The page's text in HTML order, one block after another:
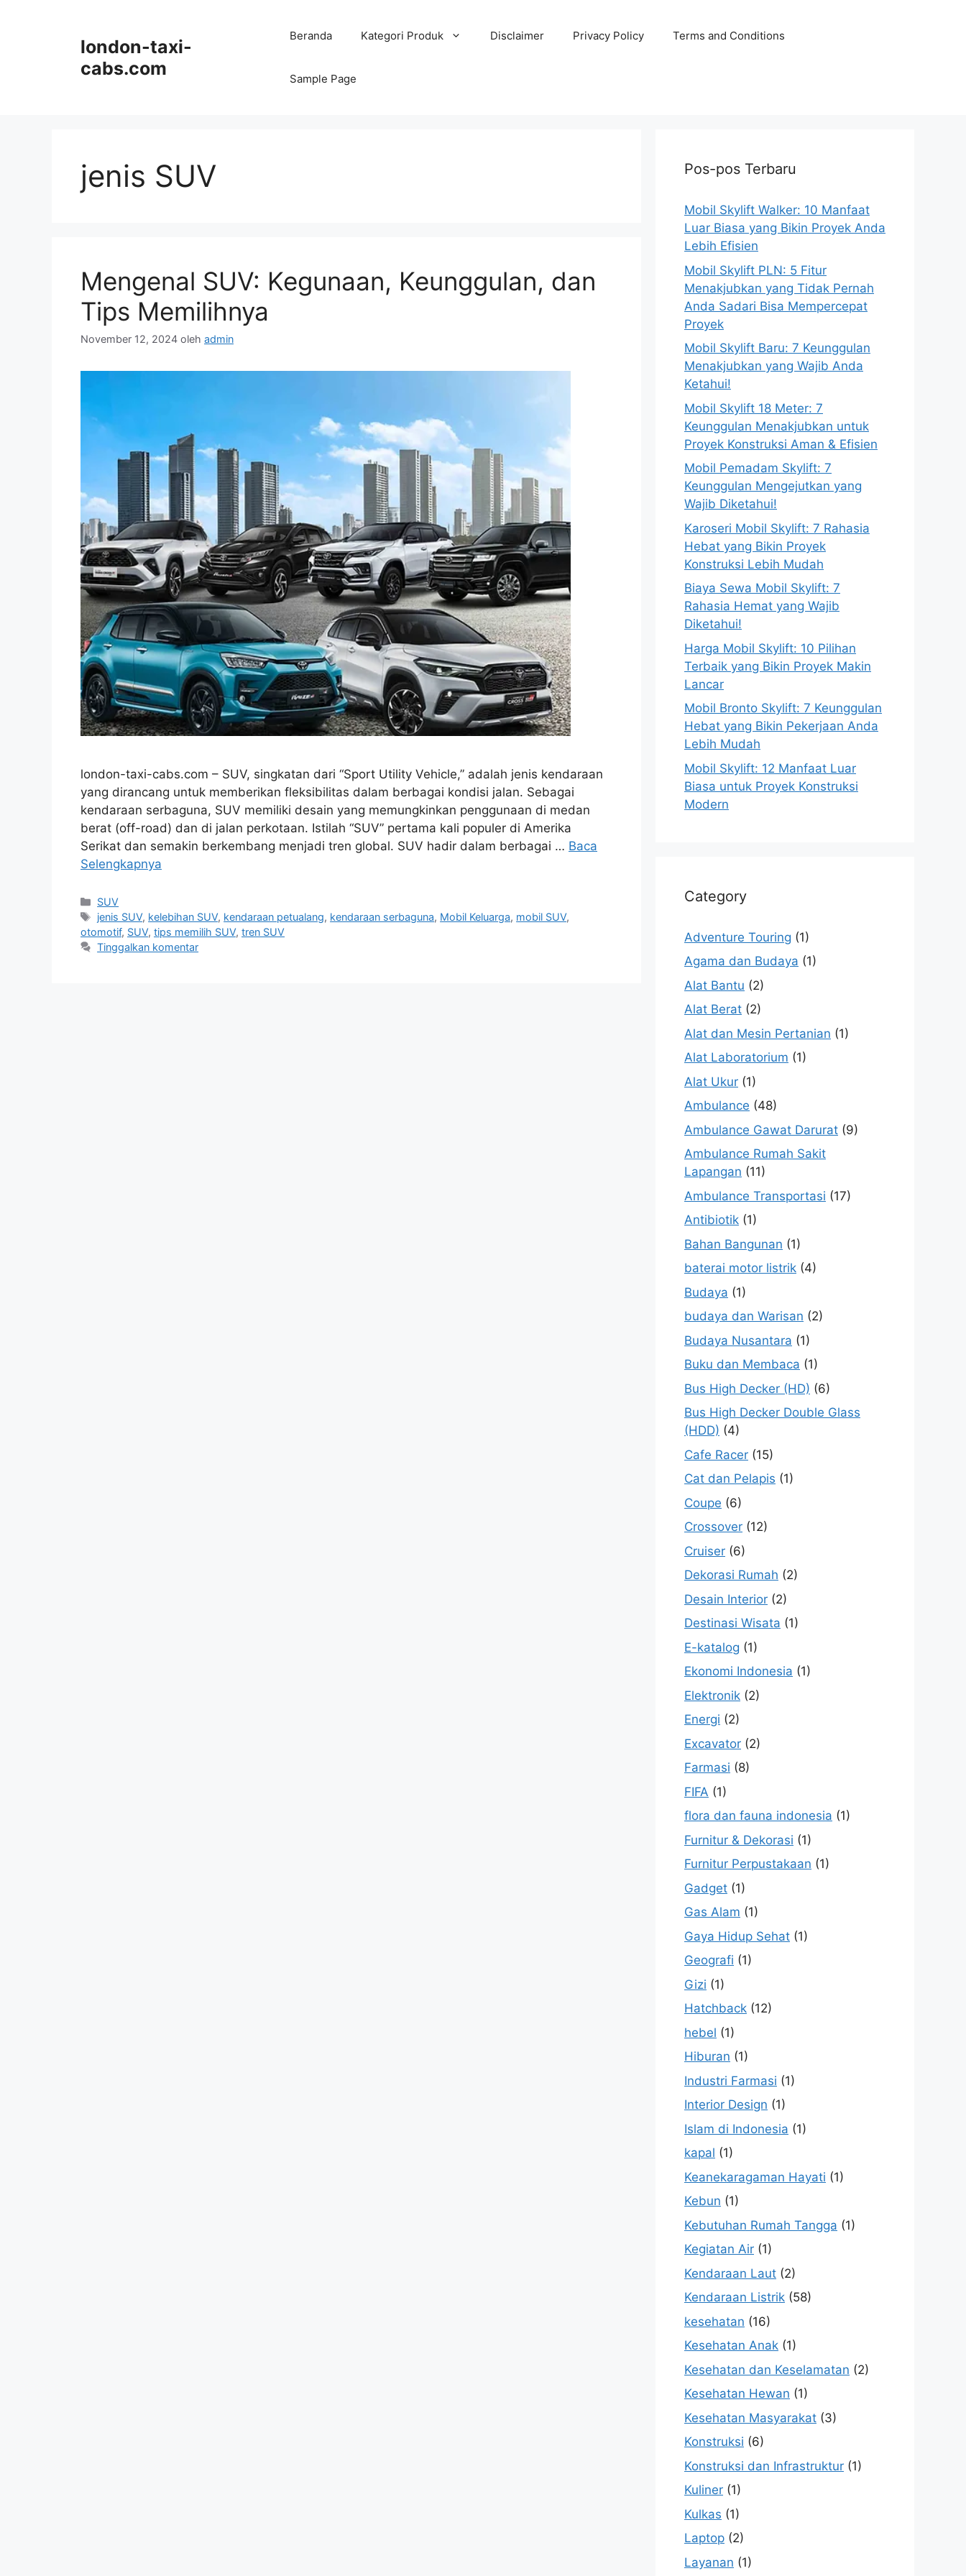
london-taxi-
cabs.com
Beranda Kategori Produk Disclaimer Privacy Policy Terms and Conditions
Sample Page
jenis SUV
Mengenal SUV: Kegunaan, Keunggulan, dan
Tips Memilihnya
November 12, 2024 oleh admin
london-taxi-cabs.com – SUV, singkatan dari “Sport Utility Vehicle,” adalah jenis kendaraan
yang dirancang untuk memberikan fleksibilitas dalam berbagai kondisi jalan. Sebagai
kendaraan serbaguna, SUV memiliki desain yang memungkinkan penggunaan di medan
berat (off-road) dan di jalan perkotaan. Istilah “SUV” pertama kali populer di Amerika
Serikat dan semakin berkembang menjadi tren global. SUV hadir dalam berbagai … Baca
Selengkapnya
Kategori
SUV
Tag
jenis SUV, kelebihan SUV, kendaraan petualang, kendaraan serbaguna, Mobil Keluarga, mobil SUV,
otomotif, SUV, tips memilih SUV, tren SUV
Tinggalkan komentar
Pos-pos Terbaru
Mobil Skylift Walker: 10 Manfaat
Luar Biasa yang Bikin Proyek Anda
Lebih Efisien
Mobil Skylift PLN: 5 Fitur
Menakjubkan yang Tidak Pernah
Anda Sadari Bisa Mempercepat
Proyek
Mobil Skylift Baru: 7 Keunggulan
Menakjubkan yang Wajib Anda
Ketahui!
Mobil Skylift 18 Meter: 7
Keunggulan Menakjubkan untuk
Proyek Konstruksi Aman & Efisien
Mobil Pemadam Skylift: 7
Keunggulan Mengejutkan yang
Wajib Diketahui!
Karoseri Mobil Skylift: 7 Rahasia
Hebat yang Bikin Proyek
Konstruksi Lebih Mudah
Biaya Sewa Mobil Skylift: 7
Rahasia Hemat yang Wajib
Diketahui!
Harga Mobil Skylift: 10 Pilihan
Terbaik yang Bikin Proyek Makin
Lancar
Mobil Bronto Skylift: 7 Keunggulan
Hebat yang Bikin Pekerjaan Anda
Lebih Mudah
Mobil Skylift: 12 Manfaat Luar
Biasa untuk Proyek Konstruksi
Modern
Category
Adventure Touring (1)
Agama dan Budaya (1)
Alat Bantu (2)
Alat Berat (2)
Alat dan Mesin Pertanian (1)
Alat Laboratorium (1)
Alat Ukur (1)
Ambulance (48)
Ambulance Gawat Darurat (9)
Ambulance Rumah Sakit
Lapangan (11)
Ambulance Transportasi (17)
Antibiotik (1)
Bahan Bangunan (1)
baterai motor listrik (4)
Budaya (1)
budaya dan Warisan (2)
Budaya Nusantara (1)
Buku dan Membaca (1)
Bus High Decker (HD) (6)
Bus High Decker Double Glass
(HDD) (4)
Cafe Racer (15)
Cat dan Pelapis (1)
Coupe (6)
Crossover (12)
Cruiser (6)
Dekorasi Rumah (2)
Desain Interior (2)
Destinasi Wisata (1)
E-katalog (1)
Ekonomi Indonesia (1)
Elektronik (2)
Energi (2)
Excavator (2)
Farmasi (8)
FIFA (1)
flora dan fauna indonesia (1)
Furnitur & Dekorasi (1)
Furnitur Perpustakaan (1)
Gadget (1)
Gas Alam (1)
Gaya Hidup Sehat (1)
Geografi (1)
Gizi (1)
Hatchback (12)
hebel (1)
Hiburan (1)
Industri Farmasi (1)
Interior Design (1)
Islam di Indonesia (1)
kapal (1)
Keanekaragaman Hayati (1)
Kebun (1)
Kebutuhan Rumah Tangga (1)
Kegiatan Air (1)
Kendaraan Laut (2)
Kendaraan Listrik (58)
kesehatan (16)
Kesehatan Anak (1)
Kesehatan dan Keselamatan (2)
Kesehatan Hewan (1)
Kesehatan Masyarakat (3)
Konstruksi (6)
Konstruksi dan Infrastruktur (1)
Kuliner (1)
Kulkas (1)
Laptop (2)
Layanan (1)